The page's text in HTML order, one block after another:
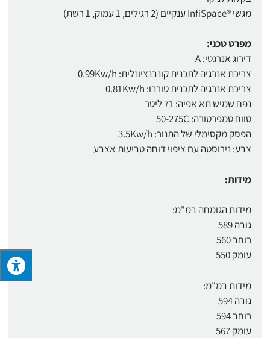
מגשי ®InfiSpace ענקיים (2 רגילים, 1 עמוק, 1 רשת)
מפרט טכני:
דירוג אנרגטי: A
צריכת אנרגיה לתכנית קונבנציונלית: 0.99Kw/h
צריכת אנרגיה לתכנית טורבו: 0.81Kw/h
נפח שמיש תא אפיה: 71 ליטר
טווח טמפרטורה: 50-275C
הפסק מקסימלי של התנור: 3.5Kw/h
צבע: נירוסטה עם ציפוי דוחה טביעות אצבע
מידות:
מידות הגומחה במ"מ:
גובה 589
רוחב 560
עומק 550
מידות במ"מ:
גובה 594
רוחב 594
עומק 567